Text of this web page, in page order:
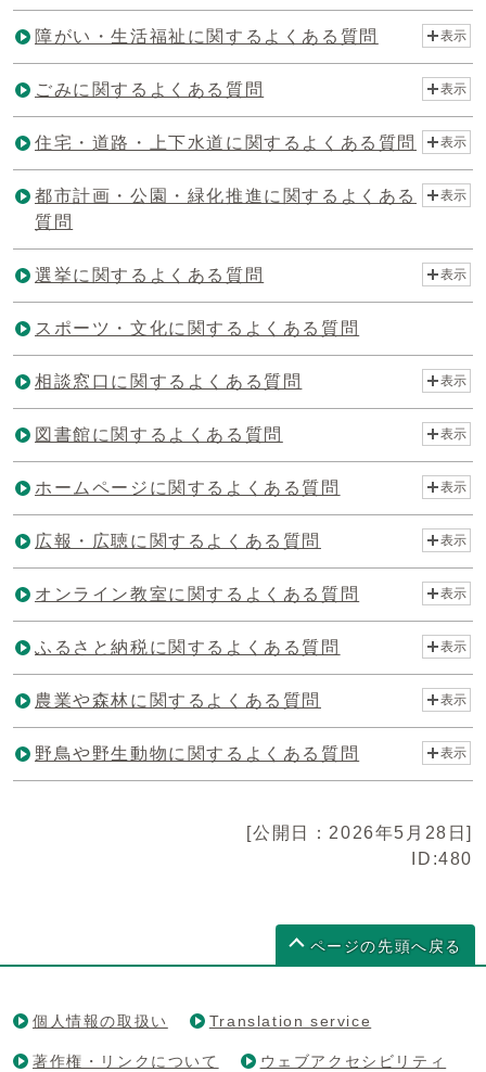
障がい・生活福祉に関するよくある質問 表示
ごみに関するよくある質問 表示
住宅・道路・上下水道に関するよくある質問 表示
都市計画・公園・緑化推進に関するよくある
質問
表示
選挙に関するよくある質問 表示
スポーツ・文化に関するよくある質問
相談窓口に関するよくある質問 表示
図書館に関するよくある質問 表示
ホームページに関するよくある質問 表示
広報・広聴に関するよくある質問 表示
オンライン教室に関するよくある質問 表示
ふるさと納税に関するよくある質問 表示
農業や森林に関するよくある質問 表示
野鳥や野生動物に関するよくある質問 表示
[公開日：2026年5月28日]
ID:480
ページの先頭へ戻る
個人情報の取扱い Translation service
著作権・リンクについて ウェブアクセシビリティ